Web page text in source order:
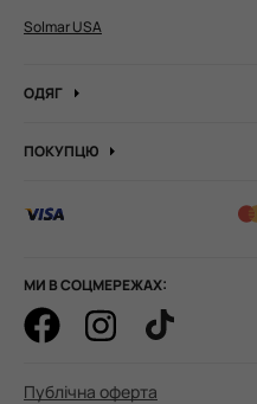
Solmar USA
ОДЯГ
Кофти та джемпера
Боді
Штани
Худі та штани
Гольфи водолазка
ПОКУПЦЮ
Вакансії компанії
Оптові замовлення
Корпоративні замовлення
Як оформити замовлення
МИ В СОЦМЕРЕЖАХ:
Публічна оферта